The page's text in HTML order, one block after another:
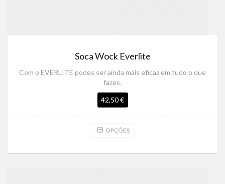
Soca Wock Everlite
Com o EVERLITE podes ser ainda mais eficaz em tudo o que
fazes.
42,50 €
OPÇÕES